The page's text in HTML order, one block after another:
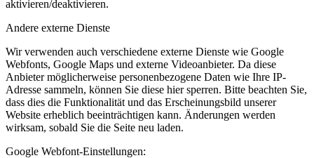
aktivieren/deaktivieren.
Andere externe Dienste
Wir verwenden auch verschiedene externe Dienste wie Google
Webfonts, Google Maps und externe Videoanbieter. Da diese
Anbieter möglicherweise personenbezogene Daten wie Ihre IP-
Adresse sammeln, können Sie diese hier sperren. Bitte beachten Sie,
dass dies die Funktionalität und das Erscheinungsbild unserer
Website erheblich beeinträchtigen kann. Änderungen werden
wirksam, sobald Sie die Seite neu laden.
Google Webfont-Einstellungen: